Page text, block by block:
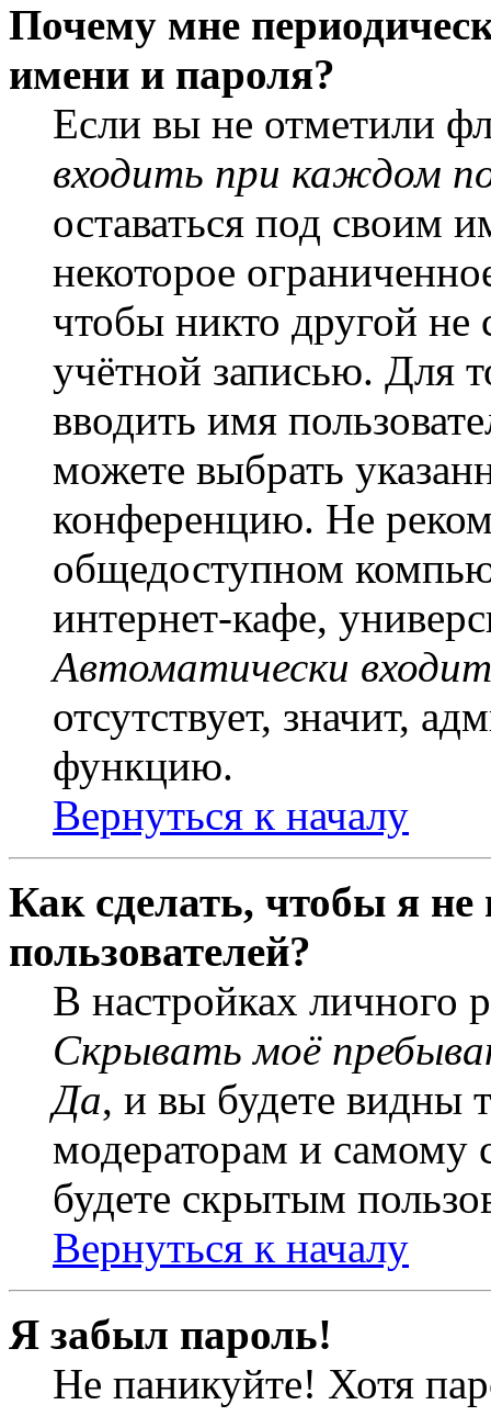
Почему мне
имени и пароля?
Если вы не отметили
входить при каждом
оставаться под своим
некоторое
чтобы никто другой не
учётной записью. Для
вводить имя
можете выбрать
конференцию. Не
общедоступном
интернет-кафе,
Автоматически
отсутствует, значит,
функцию.
Вернуться к началу
Как сделать, чтобы я
пользователей?
В настройках личного
Скрывать моё
Да, и вы будете видны
модераторам и самому
будете скрытым
Вернуться к началу
Я забыл пароль!
Не паникуйте! Хотя